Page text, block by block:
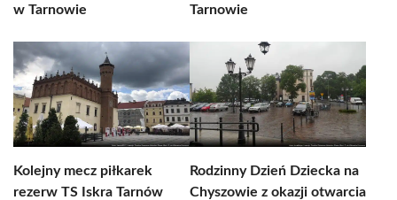
w Tarnowie Tarnowie
Kolejny mecz piłkarek
rezerw TS Iskra Tarnów
Rodzinny Dzień Dziecka na
Chyszowie z okazji otwarcia